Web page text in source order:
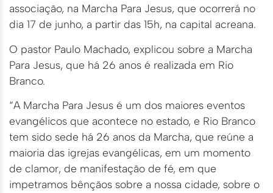
associação, na Marcha Para Jesus, que ocorrerá no
dia 17 de junho, a partir das 15h, na capital acreana.
O pastor Paulo Machado, explicou sobre a Marcha
Para Jesus, que há 26 anos é realizada em Rio
Branco.
“A Marcha Para Jesus é um dos maiores eventos
evangélicos que acontece no estado, e Rio Branco
tem sido sede há 26 anos da Marcha, que reúne a
maioria das igrejas evangélicas, em um momento
de clamor, de manifestação de fé, em que
impetramos bênçãos sobre a nossa cidade, sobre o